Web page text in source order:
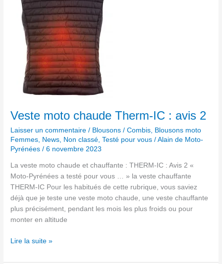
Veste moto chaude Therm-IC : avis 2
Laisser un commentaire / Blousons / Combis
Blousons moto
Femmes
News Non classé ,Testé pour vous /Alain de Moto-
Pyrénées/6 novembre 2023
La veste moto chaude et chauffante : THERM-IC : Avis 2 «
Moto-Pyrénées a testé pour vous … » la veste chauffante
THERM-IC Pour les habitués de cette rubrique, vous saviez
déjà que je teste une veste moto chaude, une veste chauffante
plus précisément, pendant les mois les plus froids ou pour
monter en altitude
avis
Lire la suite »